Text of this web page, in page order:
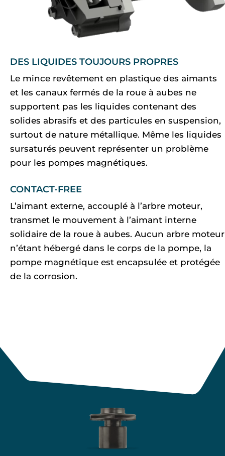
DES LIQUIDES TOUJOURS PROPRES
Le mince revêtement en plastique des aimants
et les canaux fermés de la roue à aubes ne
supportent pas les liquides contenant des
solides abrasifs et des particules en suspension,
surtout de nature métallique. Même les liquides
sursaturés peuvent représenter un problème
pour les pompes magnétiques.
CONTACT-FREE
L’aimant externe, accouplé à l’arbre moteur,
transmet le mouvement à l’aimant interne
solidaire de la roue à aubes. Aucun arbre moteur
n’étant hébergé dans le corps de la pompe, la
pompe magnétique est encapsulée et protégée
de la corrosion.